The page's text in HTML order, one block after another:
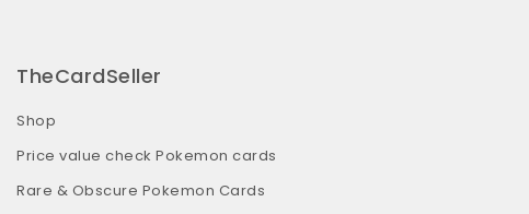
TheCardSeller
Shop
Price value check Pokemon cards
Rare & Obscure Pokemon Cards